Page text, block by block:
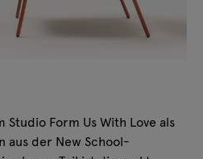
Studio Form Us With Love als
aus der New School-